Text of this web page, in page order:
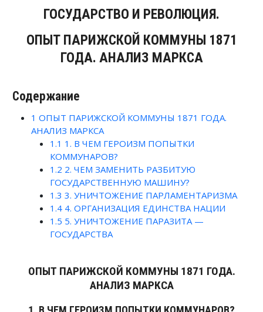
ГОСУДАРСТВО И РЕВОЛЮЦИЯ.
ОПЫТ ПАРИЖСКОЙ КОММУНЫ 1871
ГОДА. АНАЛИЗ МАРКСА
Содержание
1 ОПЫТ ПАРИЖСКОЙ КОММУНЫ 1871 ГОДА.
АНАЛИЗ МАРКСА
1.1 1. В ЧЕМ ГЕРОИЗМ ПОПЫТКИ
КОММУНАРОВ?
1.2 2. ЧЕМ ЗАМЕНИТЬ РАЗБИТУЮ
ГОСУДАРСТВЕННУЮ МАШИНУ?
1.3 3. УНИЧТОЖЕНИЕ ПАРЛАМЕНТАРИЗМА
1.4 4. ОРГАНИЗАЦИЯ ЕДИНСТВА НАЦИИ
1.5 5. УНИЧТОЖЕНИЕ ПАРАЗИТА —
ГОСУДАРСТВА
ОПЫТ ПАРИЖСКОЙ КОММУНЫ 1871 ГОДА.
АНАЛИЗ МАРКСА